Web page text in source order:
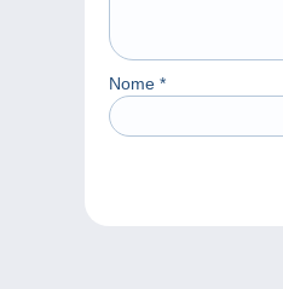
Nome *